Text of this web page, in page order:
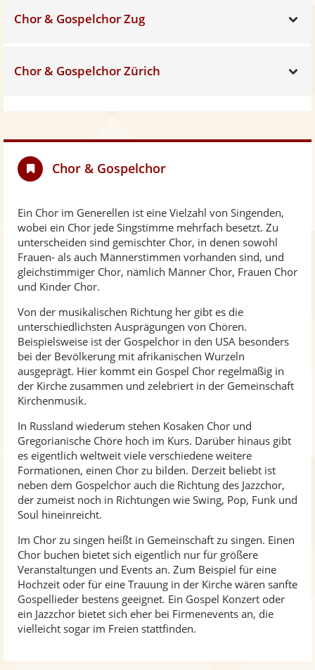
Chor & Gospelchor Zug
Chor & Gospelchor Zürich
Chor & Gospelchor
Ein Chor im Generellen ist eine Vielzahl von Singenden,
wobei ein Chor jede Singstimme mehrfach besetzt. Zu
unterscheiden sind gemischter Chor, in denen sowohl
Frauen- als auch Männerstimmen vorhanden sind, und
gleichstimmiger Chor, nämlich Männer Chor, Frauen Chor
und Kinder Chor.
Von der musikalischen Richtung her gibt es die
unterschiedlichsten Ausprägungen von Chören.
Beispielsweise ist der Gospelchor in den USA besonders
bei der Bevölkerung mit afrikanischen Wurzeln
ausgeprägt. Hier kommt ein Gospel Chor regelmäßig in
der Kirche zusammen und zelebriert in der Gemeinschaft
Kirchenmusik.
In Russland wiederum stehen Kosaken Chor und
Gregorianische Chöre hoch im Kurs. Darüber hinaus gibt
es eigentlich weltweit viele verschiedene weitere
Formationen, einen Chor zu bilden. Derzeit beliebt ist
neben dem Gospelchor auch die Richtung des Jazzchor,
der zumeist noch in Richtungen wie Swing, Pop, Funk und
Soul hineinreicht.
Im Chor zu singen heißt in Gemeinschaft zu singen. Einen
Chor buchen bietet sich eigentlich nur für größere
Veranstaltungen und Events an. Zum Beispiel für eine
Hochzeit oder für eine Trauung in der Kirche wären sanfte
Gospellieder bestens geeignet. Ein Gospel Konzert oder
ein Jazzchor bietet sich eher bei Firmenevents an, die
vielleicht sogar im Freien stattfinden.